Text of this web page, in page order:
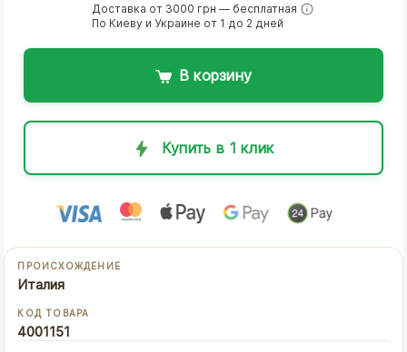
Доставка от 3000 грн — бесплатная
По Киеву и Украине от 1 до 2 дней
В корзину
Купить в 1 клик
ПРОИСХОЖДЕНИЕ
Италия
КОД ТОВАРА
4001151